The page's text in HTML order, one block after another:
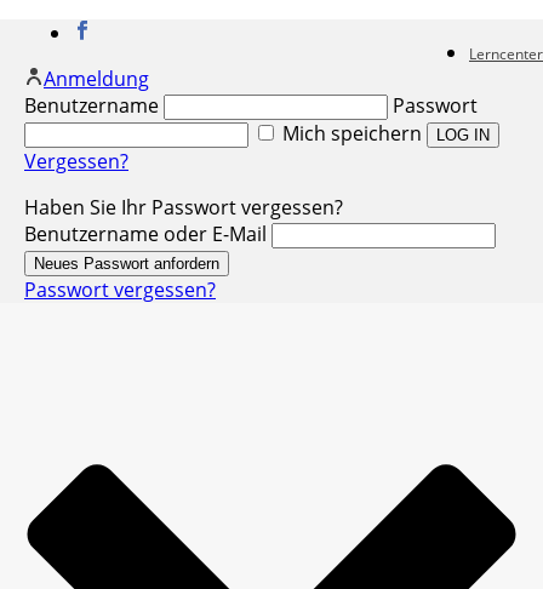
Lerncenter
Anmeldung
Benutzername
Passwort
Mich speichern
Vergessen?
Haben Sie Ihr Passwort vergessen?
Benutzername oder E-Mail
Passwort vergessen?